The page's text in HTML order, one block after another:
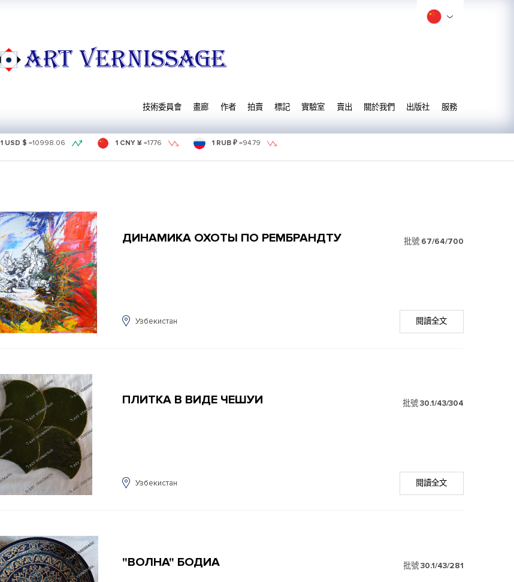
ART VERNISSAGE
技術委員會 畫廊 作者 拍賣 標記 實驗室 賣出 關於我們 出版社 服務
1 USD $ =10998.06 1 CNY ¥ =1776 1 RUB ₽ =94.79
ДИНАМИКА ОХОТЫ ПО РЕМБРАНДТУ 批號 67/64/700
Узбекистан 閱讀全文
ПЛИТКА В ВИДЕ ЧЕШУИ 批號30.1/43/304
Узбекистан 閱讀全文
"ВОЛНА" БОДИА 批號30.1/43/281